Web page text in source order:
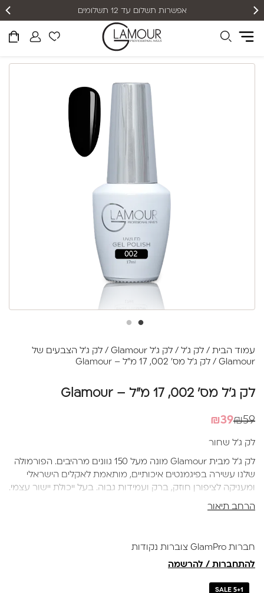
אפשרות תשלום עד 12 תשלומים
עמוד הבית / לק ג'ל / לק ג'ל Glamour / לק ג'ל הצבעים של
Glamour / לק ג'ל מס' 002, 17 מ"ל – Glamour
לק ג'ל מס' 002, 17 מ"ל – Glamour
₪59
המחיר
היה:
₪59.
₪39
המחיר
הוא:
₪39.
לק ג'ל שחור
לק ג'ל מבית Glamour מונה מעל 150 גוונים מרהיבים. הפורמולה
שלנו עשירה בפיגמנטים איכותיים, מותאמת לאקלים הישראלי
ומעניקה לציפורן חוזק, ברק ועמידות גבוה. בעל ייכולת יישור עצמי.
הרחב תיאור
חברות GlamPro צוברות נקודות
להתחברות / להרשמה
SALE 5+1